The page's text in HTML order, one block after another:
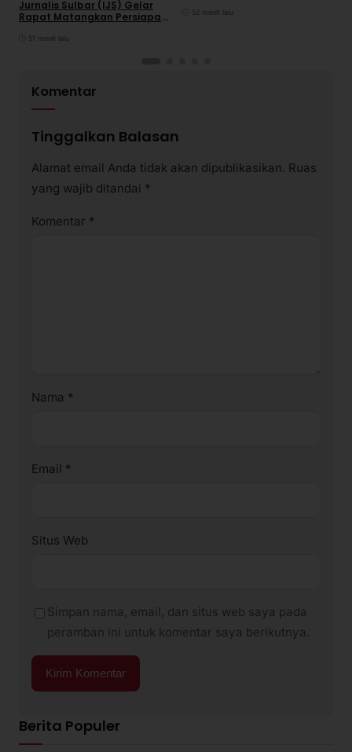
Jurnalis Sulbar (IJS) Gelar
Rapat Matangkan Persiapan
51 menit lalu
52 menit lalu
Komentar
Tinggalkan Balasan
Alamat email Anda tidak akan dipublikasikan. Ruas
yang wajib ditandai *
Komentar *
Nama *
Email *
Situs Web
Simpan nama, email, dan situs web saya pada
peramban ini untuk komentar saya berikutnya.
Berita Populer